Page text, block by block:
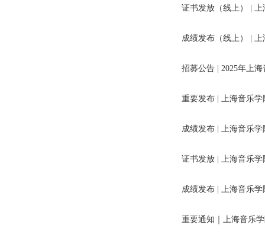
证书发放（线上） |
成绩发布（线上） |
招募公告 | 2025年上
重要发布 | 上海音乐
成绩发布 | 上海音乐
证书发放 | 上海音乐
成绩发布 | 上海音乐
重要通知｜上海音乐